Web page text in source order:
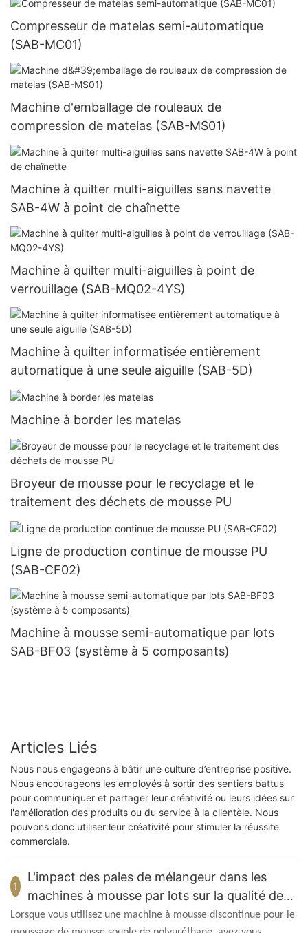
Compresseur de matelas semi-automatique
(SAB-MC01)
Machine d'emballage de rouleaux de
compression de matelas (SAB-MS01)
Machine à quilter multi-aiguilles sans navette
SAB-4W à point de chaînette
Machine à quilter multi-aiguilles à point de
verrouillage (SAB-MQ02-4YS)
Machine à quilter informatisée entièrement
automatique à une seule aiguille (SAB-5D)
Machine à border les matelas
Broyeur de mousse pour le recyclage et le
traitement des déchets de mousse PU
Ligne de production continue de mousse PU
(SAB-CF02)
Machine à mousse semi-automatique par lots
SAB-BF03 (système à 5 composants)
Articles Liés
Nous nous engageons à bâtir une culture d’entreprise positive.
Nous encourageons les employés à sortir des sentiers battus
pour communiquer et partager leur créativité ou leurs idées sur
l'amélioration des produits ou du service à la clientèle. Nous
pouvons donc utiliser leur créativité pour stimuler la réussite
commerciale.
1
L'impact des pales de mélangeur dans les
machines à mousse par lots sur la qualité des
produits
Lorsque vous utilisez une machine à mousse discontinue pour le